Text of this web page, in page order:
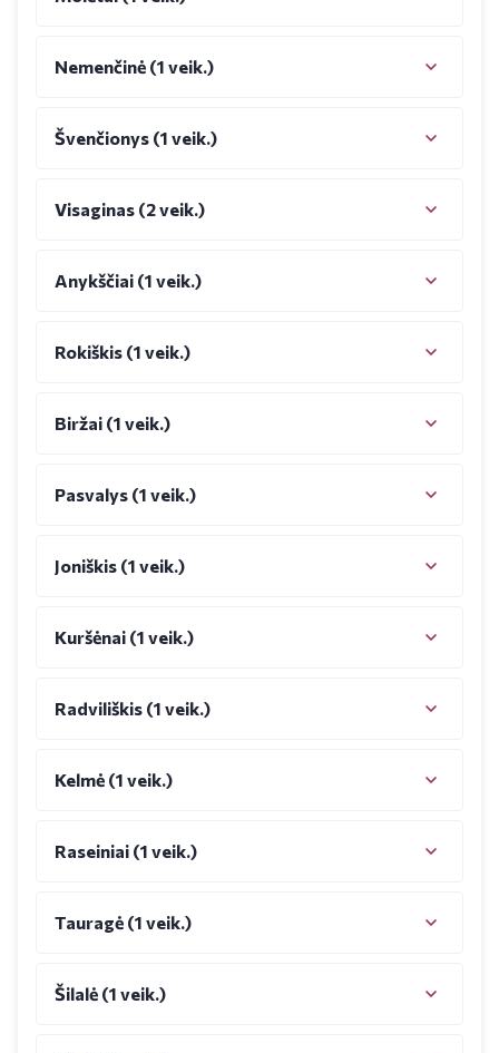
Nemenčinė (1 veik.)
Švenčionys (1 veik.)
Visaginas (2 veik.)
Anykščiai (1 veik.)
Rokiškis (1 veik.)
Biržai (1 veik.)
Pasvalys (1 veik.)
Joniškis (1 veik.)
Kuršėnai (1 veik.)
Radviliškis (1 veik.)
Kelmė (1 veik.)
Raseiniai (1 veik.)
Tauragė (1 veik.)
Šilalė (1 veik.)